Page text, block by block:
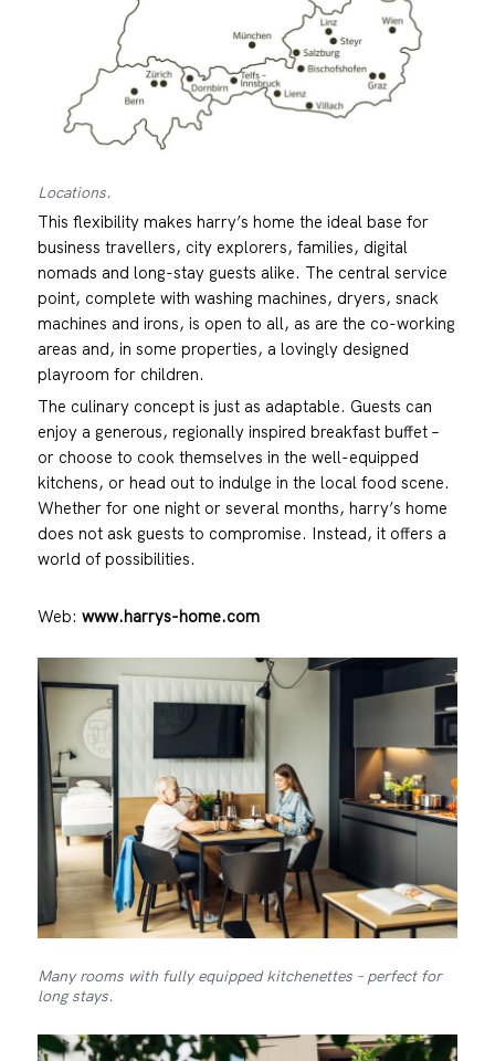
Locations.
This flexibility makes harry’s home the ideal base for
business travellers, city explorers, families, digital
nomads and long-stay guests alike. The central service
point, complete with washing machines, dryers, snack
machines and irons, is open to all, as are the co-working
areas and, in some properties, a lovingly designed
playroom for children.
The culinary concept is just as adaptable. Guests can
enjoy a generous, regionally inspired breakfast buffet –
or choose to cook themselves in the well-equipped
kitchens, or head out to indulge in the local food scene.
Whether for one night or several months, harry’s home
does not ask guests to compromise. Instead, it offers a
world of possibilities.
Web: www.harrys-home.com
Many rooms with fully equipped kitchenettes – perfect for
long stays.